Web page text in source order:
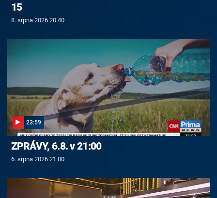
15
8. srpna 2026 20:40
23:59
ZPRÁVY, 6.8. v 21:00
6. srpna 2026 21:00